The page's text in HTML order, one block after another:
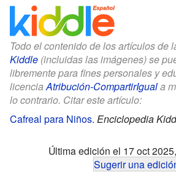
Todo el contenido de los artículos de
Kiddle (incluidas las imágenes) se
libremente para fines personales y
licenciaAtribución-CompartirIguala
lo contrario. Citar este artículo:
Cafreal para Niños. Enciclopedia
Última edición el 17 oct
Sugerir una